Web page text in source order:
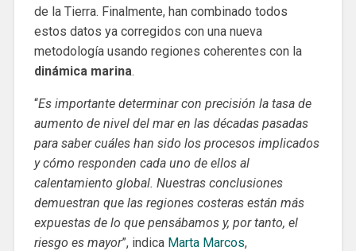
de la Tierra. Finalmente, han combinado todos
estos datos ya corregidos con una nueva
metodología usando regiones coherentes con la
dinámica marina.
“Es importante determinar con precisión la tasa de
aumento de nivel del mar en las décadas pasadas
para saber cuáles han sido los procesos implicados
y cómo responden cada uno de ellos al
calentamiento global. Nuestras conclusiones
demuestran que las regiones costeras están más
expuestas de lo que pensábamos y, por tanto, el
riesgo es mayor”, indica Marta Marcos,